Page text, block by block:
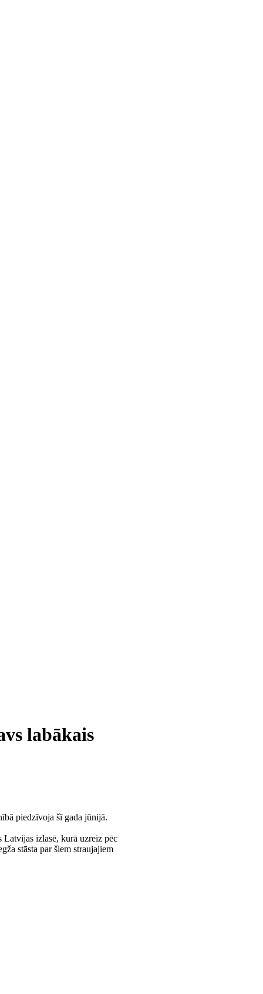
labākais
piedzīvoja šī gada jūnijā.
Latvijas izlasē, kurā uzreiz pēc
stāsta par šiem straujajiem